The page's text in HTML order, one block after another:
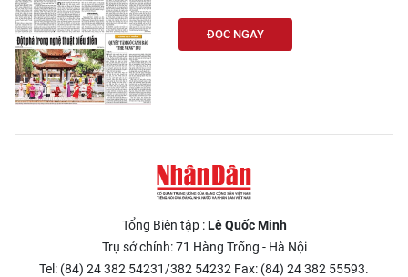
ĐỌC NGAY
Tổng Biên tập :Lê Quốc Minh
Trụ sở chính: 71 Hàng Trống - Hà Nội
Tel: (84) 24 382 54231/382 54232 Fax: (84) 24 382 55593.